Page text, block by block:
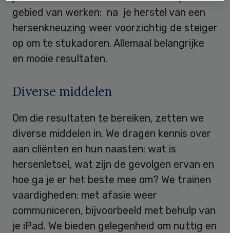
gebied van werken: na je herstel van een
hersenkneuzing weer voorzichtig de steiger
op om te stukadoren. Allemaal belangrijke
en mooie resultaten.
Diverse middelen
Om die resultaten te bereiken, zetten we
diverse middelen in. We dragen kennis over
aan cliënten en hun naasten: wat is
hersenletsel, wat zijn de gevolgen ervan en
hoe ga je er het beste mee om? We trainen
vaardigheden: met afasie weer
communiceren, bijvoorbeeld met behulp van
je iPad. We bieden gelegenheid om nuttig en